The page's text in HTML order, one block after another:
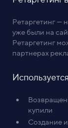
Ретаргетинг —
уже были на
Ретаргетинг
партнерах
купили
Создание